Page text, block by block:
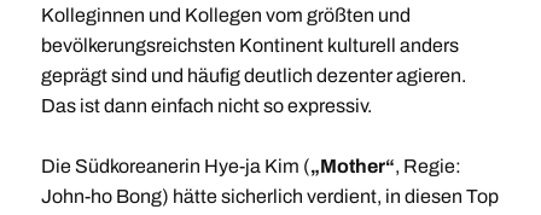
Kolleginnen und Kollegen vom größten und
bevölkerungsreichsten Kontinent kulturell anders
geprägt sind und häufig deutlich dezenter agieren.
Das ist dann einfach nicht so expressiv.
Die Südkoreanerin Hye-ja Kim („Mother“, Regie:
John-ho Bong) hätte sicherlich verdient, in diesen Top